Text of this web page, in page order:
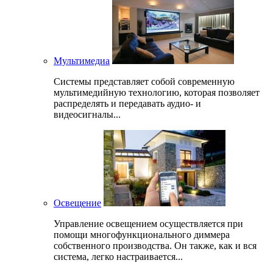
Мультимедиа
Системы представляет собой современную
мультимедийную технологию, которая позволяет
распределять и передавать аудио- и
видеосигналы...
Освещение
Управление освещением осуществляется при
помощи многофункционального диммера
собственного производства. Он также, как и вся
система, легко настраивается...